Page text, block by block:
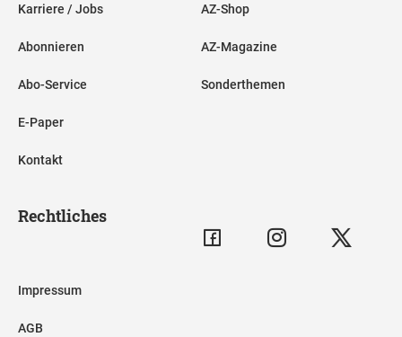
Karriere / Jobs
Abonnieren
Abo-Service
E-Paper
Kontakt
AZ-Shop
AZ-Magazine
Sonderthemen
Rechtliches
Impressum
AGB